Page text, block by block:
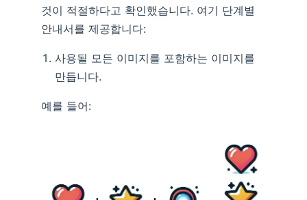
것이 적절하다고 확인했습니다. 여기 단계별
안내서를 제공합니다:
사용될 모든 이미지를 포함하는 이미지를
만듭니다.
예를 들어: